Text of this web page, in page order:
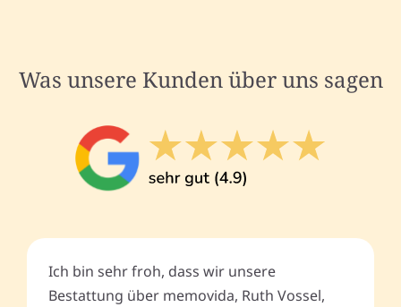
Was unsere Kunden über uns sagen
Ich bin sehr froh, dass wir unsere
Bestattung über memovida, Ruth Vossel,